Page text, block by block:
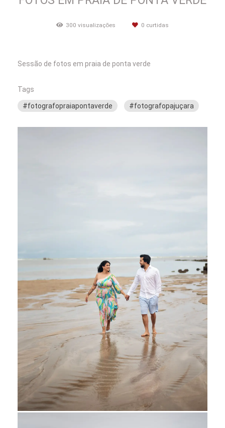
300 visualizações 0 curtidas
Sessão de fotos em praia de ponta verde
Tags
#fotografopraiapontaverde #fotografopajuçara